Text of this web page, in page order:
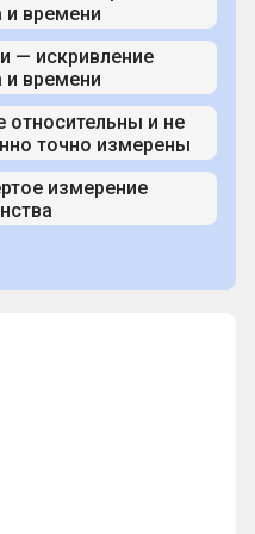
и времени
— искривление
и времени
относительны и не
точно измерены
измерение